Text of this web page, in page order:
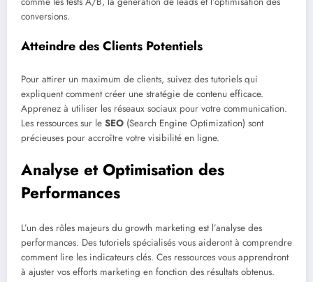
conversions.
Atteindre des Clients Potentiels
Pour attirer un maximum de clients, suivez des tutoriels qui
expliquent comment créer une stratégie de contenu efficace.
Apprenez à utiliser les réseaux sociaux pour votre communication.
Les ressources sur le SEO (Search Engine Optimization) sont
précieuses pour accroître votre visibilité en ligne.
Analyse et Optimisation des
Performances
L’un des rôles majeurs du growth marketing est l’analyse des
performances. Des tutoriels spécialisés vous aideront à comprendre
comment lire les indicateurs clés. Ces ressources vous apprendront
à ajuster vos efforts marketing en fonction des résultats obtenus.